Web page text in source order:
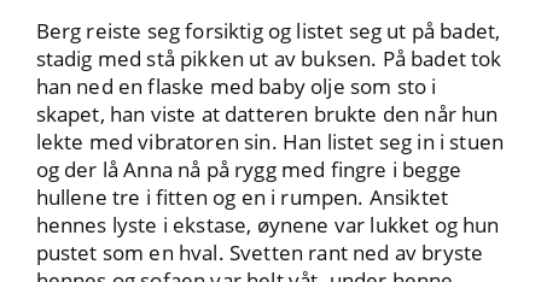
Berg reiste seg forsiktig og listet seg ut på badet,
stadig med stå pikken ut av buksen. På badet tok
han ned en flaske med baby olje som sto i
skapet, han viste at datteren brukte den når hun
lekte med vibratoren sin. Han listet seg in i stuen
og der lå Anna nå på rygg med fingre i begge
hullene tre i fitten og en i rumpen. Ansiktet
hennes lyste i ekstase, øynene var lukket og hun
pustet som en hval. Svetten rant ned av bryste